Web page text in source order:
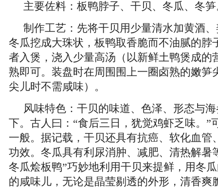
主要佐料：板鸭脖子、干贝、冬瓜、冬
制作工艺：先将干贝用少量清水加黄酒
冬瓜挖成大珠状，板鸭取香脆而不油腻的脖
者入煲，浇入少量高汤（以新鲜土鸭煲成的
熟即可。装盘时在周围围上一圈卤熟的嫩笋
尖儿时不需咸味）。
风味特色：干贝的味道、色泽、形态与
下。古人曰：“食后三日，犹觉鸡虾乏味。”
一般。据记载，干贝还具有抗癌、软化血管
功效。冬瓜具有利尿消肿、减肥、清热解暑
冬瓜烩板鸭”巧妙地利用干贝来提鲜，用冬
的咸味儿，无论是晶莹剔透的外形，清香爽